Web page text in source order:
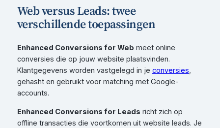
Web versus Leads: twee
verschillende toepassingen
Enhanced Conversions for Web meet online
conversies die op jouw website plaatsvinden.
Klantgegevens worden vastgelegd in je conversies,
gehasht en gebruikt voor matching met Google-
accounts.
Enhanced Conversions for Leads richt zich op
offline transacties die voortkomen uit website leads. Je